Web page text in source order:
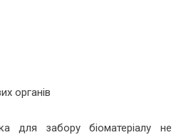
органів
для забору біоматеріалу не